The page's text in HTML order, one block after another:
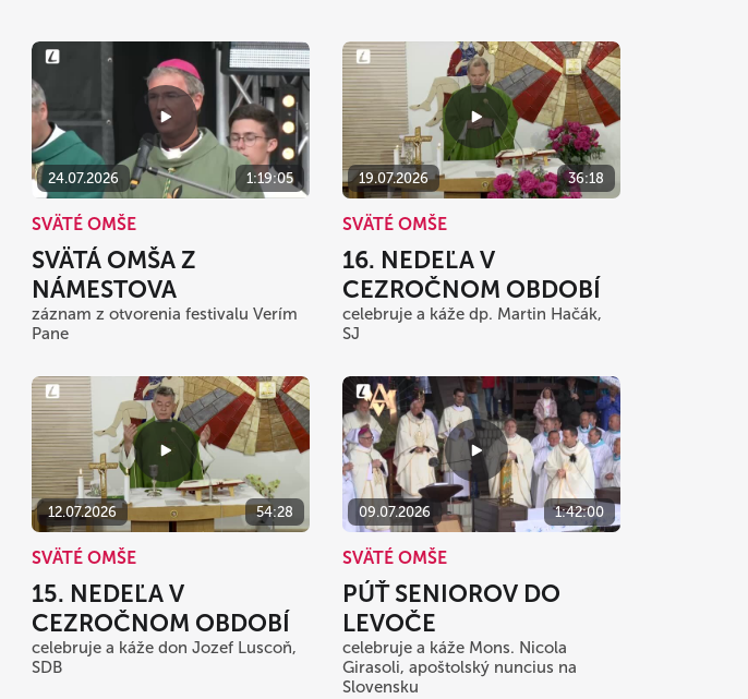
24.07.2026 1:19:05
SVÄTÉ OMŠE
SVÄTÁ OMŠA Z
NÁMESTOVA
záznam z otvorenia festivalu Verím
Pane
19.07.2026 36:18
SVÄTÉ OMŠE
16. NEDEĽA V
CEZROČNOM OBDOBÍ
celebruje a káže dp. Martin Hačák,
SJ
12.07.2026 54:28
SVÄTÉ OMŠE
15. NEDEĽA V
CEZROČNOM OBDOBÍ
celebruje a káže don Jozef Luscoň,
SDB
09.07.2026 1:42:00
SVÄTÉ OMŠE
PÚŤ SENIOROV DO
LEVOČE
celebruje a káže Mons. Nicola
Girasoli, apoštolský nuncius na
Slovensku